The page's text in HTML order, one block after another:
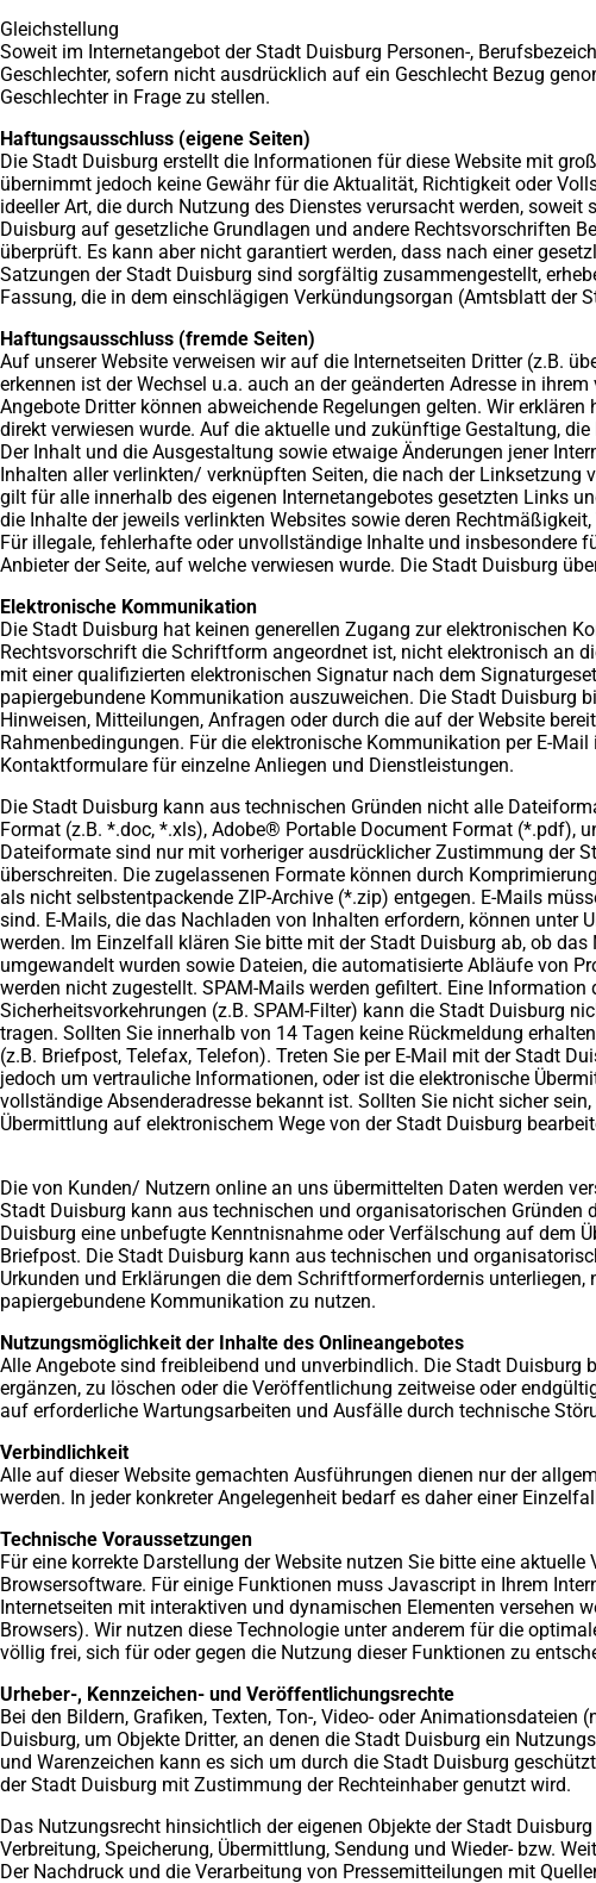
Gleichstellung
Soweit im Internetangebot der Stadt Duisburg Personen-,
Geschlechter, sofern nicht ausdrücklich auf ein Geschlecht Bezug
Geschlechter in Frage zu stellen.
Haftungsausschluss (eigene Seiten)
Die Stadt Duisburg erstellt die Informationen für diese Website mit
übernimmt jedoch keine Gewähr für die Aktualität, Richtigkeit oder
ideeller Art, die durch Nutzung des Dienstes verursacht werden,
Duisburg auf gesetzliche Grundlagen und andere Rechtsvorschriften
überprüft. Es kann aber nicht garantiert werden, dass nach einer
Satzungen der Stadt Duisburg sind sorgfältig zusammengestellt,
Fassung, die in dem einschlägigen Verkündungsorgan (Amtsblatt der
Haftungsausschluss (fremde Seiten)
Auf unserer Website verweisen wir auf die Internetseiten Dritter (z.B.
erkennen ist der Wechsel u.a. auch an der geänderten Adresse in
Angebote Dritter können abweichende Regelungen gelten. Wir
direkt verwiesen wurde. Auf die aktuelle und zukünftige Gestaltung,
Der Inhalt und die Ausgestaltung sowie etwaige Änderungen jener
Inhalten aller verlinkten/ verknüpften Seiten, die nach der
gilt für alle innerhalb des eigenen Internetangebotes gesetzten Links
die Inhalte der jeweils verlinkten Websites sowie deren
Für illegale, fehlerhafte oder unvollständige Inhalte und insbesondere
Anbieter der Seite, auf welche verwiesen wurde. Die Stadt Duisburg
Elektronische Kommunikation
Die Stadt Duisburg hat keinen generellen Zugang zur elektronischen
Rechtsvorschrift die Schriftform angeordnet ist, nicht elektronisch an
mit einer qualifizierten elektronischen Signatur nach dem
papiergebundene Kommunikation auszuweichen. Die Stadt Duisburg
Hinweisen, Mitteilungen, Anfragen oder durch die auf der Website
Rahmenbedingungen. Für die elektronische Kommunikation per E-
Kontaktformulare für einzelne Anliegen und Dienstleistungen.
Die Stadt Duisburg kann aus technischen Gründen nicht alle
Format (z.B. *.doc, *.xls), Adobe® Portable Document Format
Dateiformate sind nur mit vorheriger ausdrücklicher Zustimmung der
überschreiten. Die zugelassenen Formate können durch
als nicht selbstentpackende ZIP-Archive (*.zip) entgegen. E-Mails
sind. E-Mails, die das Nachladen von Inhalten erfordern, können
werden. Im Einzelfall klären Sie bitte mit der Stadt Duisburg ab, ob
umgewandelt wurden sowie Dateien, die automatisierte Abläufe von
werden nicht zugestellt. SPAM-Mails werden gefiltert. Eine
Sicherheitsvorkehrungen (z.B. SPAM-Filter) kann die Stadt Duisburg
tragen. Sollten Sie innerhalb von 14 Tagen keine Rückmeldung
(z.B. Briefpost, Telefax, Telefon). Treten Sie per E-Mail mit der Stadt
jedoch um vertrauliche Informationen, oder ist die elektronische
vollständige Absenderadresse bekannt ist. Sollten Sie nicht sicher
Übermittlung auf elektronischem Wege von der Stadt Duisburg
Die von Kunden/ Nutzern online an uns übermittelten Daten werden
Stadt Duisburg kann aus technischen und organisatorischen Gründen
Duisburg eine unbefugte Kenntnisnahme oder Verfälschung auf dem
Briefpost. Die Stadt Duisburg kann aus technischen und
Urkunden und Erklärungen die dem Schriftformerfordernis
papiergebundene Kommunikation zu nutzen.
Nutzungsmöglichkeit der Inhalte des Onlineangebotes
Alle Angebote sind freibleibend und unverbindlich. Die Stadt Duisburg
ergänzen, zu löschen oder die Veröffentlichung zeitweise oder
auf erforderliche Wartungsarbeiten und Ausfälle durch technische
Verbindlichkeit
Alle auf dieser Website gemachten Ausführungen dienen nur der
werden. In jeder konkreter Angelegenheit bedarf es daher einer
Technische Voraussetzungen
Für eine korrekte Darstellung der Website nutzen Sie bitte eine
Browsersoftware. Für einige Funktionen muss Javascript in Ihrem
Internetseiten mit interaktiven und dynamischen Elementen versehen
Browsers). Wir nutzen diese Technologie unter anderem für die
völlig frei, sich für oder gegen die Nutzung dieser Funktionen zu
Urheber-, Kennzeichen- und Veröffentlichungsrechte
Bei den Bildern, Grafiken, Texten, Ton-, Video- oder
Duisburg, um Objekte Dritter, an denen die Stadt Duisburg ein
und Warenzeichen kann es sich um durch die Stadt Duisburg
der Stadt Duisburg mit Zustimmung der Rechteinhaber genutzt wird.
Das Nutzungsrecht hinsichtlich der eigenen Objekte der Stadt
Verbreitung, Speicherung, Übermittlung, Sendung und Wieder- bzw.
Der Nachdruck und die Verarbeitung von Pressemitteilungen mit